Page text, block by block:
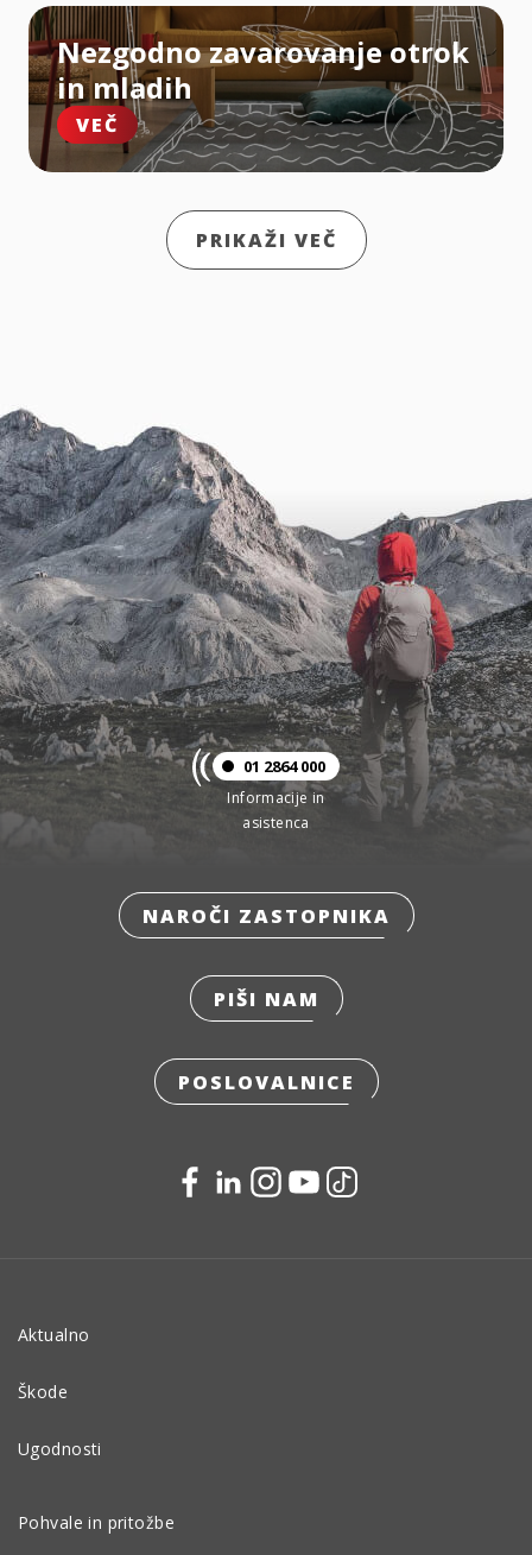
Nezgodno zavarovanje otrok
in mladih
VEČ
PRIKAŽI VEČ
01 2864 000
Informacije in
asistenca
NAROČI ZASTOPNIKA
PIŠI NAM
POSLOVALNICE
Aktualno
Škode
Ugodnosti
Pohvale in pritožbe